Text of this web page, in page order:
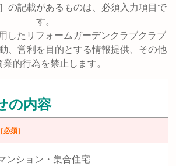
の記載があるものは、必須入力項目で
す。
したリフォームガーデンクラブクラブ
、営利を目的とする情報提供、その他
業的行為を禁止します。
の内容
［必須］
ンション・集合住宅